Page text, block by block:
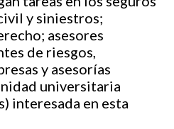
y siniestros;
asesores
de riesgos,
y asesorías
universitaria
interesada en esta